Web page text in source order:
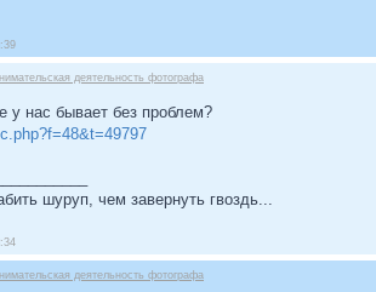
деятельность фотографа
у нас бывает без проблем?
шуруп, чем завернуть гвоздь...
деятельность фотографа